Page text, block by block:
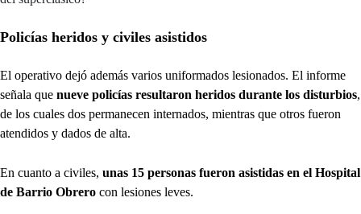
Policías heridos y civiles asistidos
El operativo dejó además varios uniformados lesionados. El informe
señala que nueve policías resultaron heridos durante los disturbios,
de los cuales dos permanecen internados, mientras que otros fueron
atendidos y dados de alta.
En cuanto a civiles, unas 15 personas fueron asistidas en el Hospital
de Barrio Obrero con lesiones leves.